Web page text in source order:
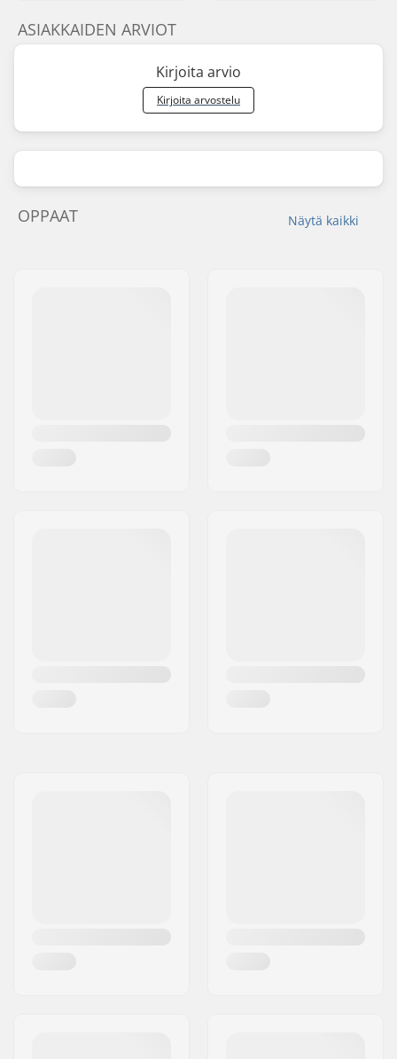
ASIAKKAIDEN ARVIOT
Kirjoita arvio
Kirjoita arvostelu
Näytä kaikki
OPPAAT